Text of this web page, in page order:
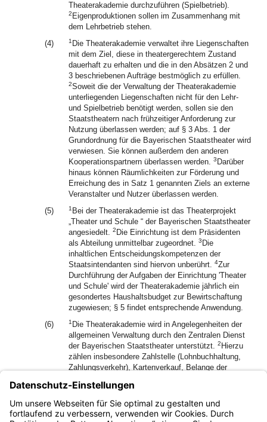
Theaterakademie durchzuführen (Spielbetrieb).
2 Eigenproduktionen sollen im Zusammenhang mit
dem Lehrbetrieb stehen.
(4)
1 Die Theaterakademie verwaltet ihre Liegenschaften
mit dem Ziel, diese in theatergerechtem Zustand
dauerhaft zu erhalten und die in den Absätzen 2 und
3 beschriebenen Aufträge bestmöglich zu erfüllen.
2Soweit die der Verwaltung der Theaterakademie
unterliegenden Liegenschaften nicht für den Lehr-
und Spielbetrieb benötigt werden, sollen sie den
Staatstheatern nach frühzeitiger Anforderung zur
Nutzung überlassen werden; auf § 3 Abs. 1 der
Grundordnung für die Bayerischen Staatstheater wird
verwiesen. Sie können außerdem den anderen
Kooperationspartnern überlassen werden. 3 Darüber
hinaus können Räumlichkeiten zur Förderung und
Erreichung des in Satz 1 genannten Ziels an externe
Veranstalter und Nutzer überlassen werden.
(5)
1 Bei der Theaterakademie ist das Theaterprojekt
„Theater und Schule “ der Bayerischen Staatstheater
angesiedelt. 2 Die Einrichtung ist dem Präsidenten
als Abteilung unmittelbar zugeordnet. 3 Die
inhaltlichen Entscheidungskompetenzen der
Staatsintendanten sind hiervon unberührt. 4Zur
Durchführung der Aufgaben der Einrichtung 'Theater
und Schule' wird der Theaterakademie jährlich ein
gesondertes Haushaltsbudget zur Bewirtschaftung
zugewiesen; § 5 findet entsprechende Anwendung.
(6)
1 Die Theaterakademie wird in Angelegenheiten der
allgemeinen Verwaltung durch den Zentralen Dienst
der Bayerischen Staatstheater unterstützt. 2 Hierzu
zählen insbesondere Zahlstelle (Lohnbuchhaltung,
Zahlungsverkehr), Kartenverkauf, Belange der
Betreuung, EDV-Systembetreuung und
grundsätzliche Fragen der EDV-Organisation sowie
Innenrevision.